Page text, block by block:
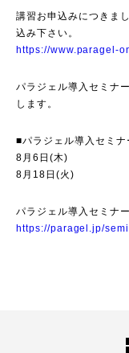
講習お申込みにつきま
込み下さい。
https://www.paragel-
パラジェル導入セミナ
します。
■パラジェル導入セミナ
8月6日(木)
8月18日(火)
パラジェル導入セミナ
https://paragel.jp/